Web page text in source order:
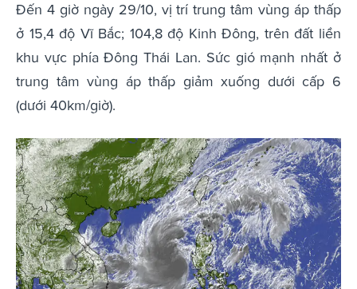
Đến 4 giờ ngày 29/10, vị trí trung tâm vùng áp thấp
ở 15,4 độ Vĩ Bắc; 104,8 độ Kinh Đông, trên đất liền
khu vực phía Đông Thái Lan. Sức gió mạnh nhất ở
trung tâm vùng áp thấp giảm xuống dưới cấp 6
(dưới 40km/giờ).